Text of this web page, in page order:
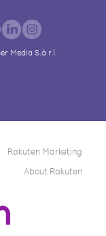
Media S.à r.l.
Rakuten Marketing
About Rakuten